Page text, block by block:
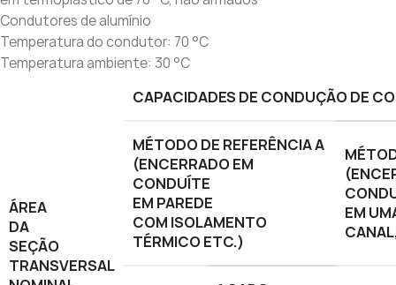
Condutores de alumínio
Temperatura do condutor: 70 °C
Temperatura ambiente: 30 °C
ÁREA
DA
SEÇÃO
TRANSVERSAL
CAPACIDADES DE CONDUÇÃO DE
MÉTODO DE REFERÊNCIA A
(ENCERRADO EM
CONDUÍTE
EM PAREDE
COM ISOLAMENTO
TÉRMICO ETC.)
EM